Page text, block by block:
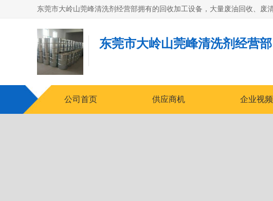
东莞市大岭山莞峰清洗剂经营部
公司首页 供应商机 企业视频